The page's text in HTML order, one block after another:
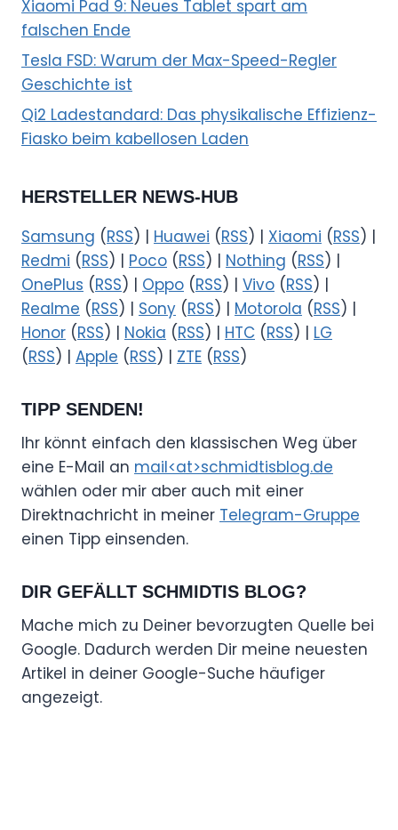
Xiaomi Pad 9: Neues Tablet spart am
falschen Ende
Tesla FSD: Warum der Max-Speed-Regler
Geschichte ist
Qi2 Ladestandard: Das physikalische Effizienz-
Fiasko beim kabellosen Laden
HERSTELLER NEWS-HUB
Samsung (RSS) | Huawei (RSS) | Xiaomi (RSS) |
Redmi (RSS) | Poco (RSS) | Nothing (RSS) |
OnePlus (RSS) | Oppo (RSS) | Vivo (RSS) |
Realme (RSS) | Sony (RSS) | Motorola (RSS) |
Honor (RSS) | Nokia (RSS) | HTC (RSS) | LG
(RSS) | Apple (RSS) | ZTE (RSS)
TIPP SENDEN!
Ihr könnt einfach den klassischen Weg über
eine E-Mail an mail<at>schmidtisblog.de
wählen oder mir aber auch mit einer
Direktnachricht in meiner Telegram-Gruppe
einen Tipp einsenden.
DIR GEFÄLLT SCHMIDTIS BLOG?
Mache mich zu Deiner bevorzugten Quelle bei
Google. Dadurch werden Dir meine neuesten
Artikel in deiner Google-Suche häufiger
angezeigt.